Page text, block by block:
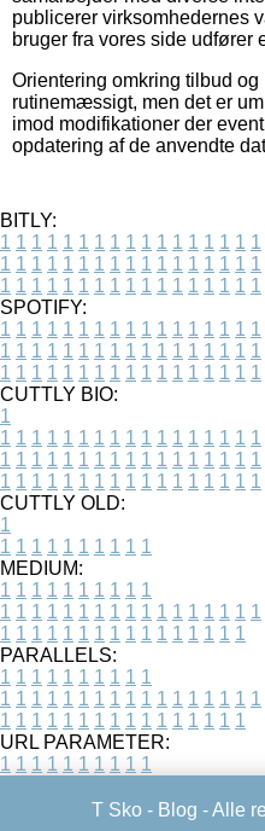
publicerer virksomhedernes
bruger fra vores side udfører
Orientering omkring tilbud
rutinemæssigt, men det er
imod modifikationer der
opdatering af de anvendte
BITLY:
1 1 1 1 1 1 1 1 1 1 1 1 1 1 1 1 1
1 1 1 1 1 1 1 1 1 1 1 1 1 1 1 1 1
1 1 1 1 1 1 1 1 1 1 1 1 1 1 1 1 1
SPOTIFY:
1 1 1 1 1 1 1 1 1 1 1 1 1 1 1 1 1
1 1 1 1 1 1 1 1 1 1 1 1 1 1 1 1 1
1 1 1 1 1 1 1 1 1 1 1 1 1 1 1 1 1
CUTTLY BIO:
1
1 1 1 1 1 1 1 1 1 1 1 1 1 1 1 1 1
1 1 1 1 1 1 1 1 1 1 1 1 1 1 1 1 1
1 1 1 1 1 1 1 1 1 1 1 1 1 1 1 1 1
CUTTLY OLD:
1
1 1 1 1 1 1 1 1 1 1
MEDIUM:
1 1 1 1 1 1 1 1 1 1
1 1 1 1 1 1 1 1 1 1 1 1 1 1 1 1 1
1 1 1 1 1 1 1 1 1 1 1 1 1 1 1 1
PARALLELS:
1 1 1 1 1 1 1 1 1 1
1 1 1 1 1 1 1 1 1 1 1 1 1 1 1 1 1
1 1 1 1 1 1 1 1 1 1 1 1 1 1 1 1
URL PARAMETER:
1 1 1 1 1 1 1 1 1 1
T Sko - Blog - Alle